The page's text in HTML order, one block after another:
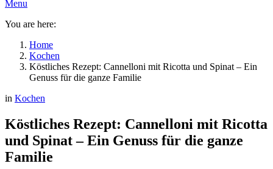
Menu
You are here:
Home
Kochen
Köstliches Rezept: Cannelloni mit Ricotta und Spinat – Ein
Genuss für die ganze Familie
in Kochen
Köstliches Rezept: Cannelloni mit Ricotta
und Spinat – Ein Genuss für die ganze
Familie